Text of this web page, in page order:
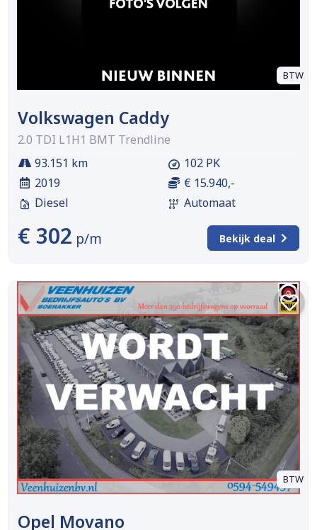
BTW
Volkswagen Caddy
2.0 TDI L1H1 BMT Trendline
93.151 km
2019
Diesel
102 PK
€ 15.940,-
Automaat
€ 302 p/m Bekijk deal
BTW
Opel Movano